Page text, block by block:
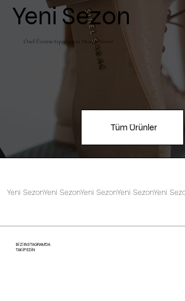
Yeni Sezon
Yeni Sezon
Özel Üretim Siparişinizi Hemen Verin!
Tüm Ürünler
BİZİ INSTAGRAM'DA
TAKİP EDİN